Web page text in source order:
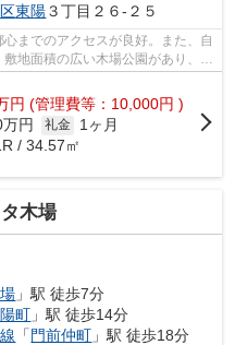
東陽３丁目２６-２５
地面積の広い木場公園があり、季
円 (管理費等：10,000円 )
万円 礼金
1ヶ月
/ 34.57㎡
木場
」駅 徒歩7分
町 」駅 徒歩14分
「門前仲町 」駅 徒歩18分